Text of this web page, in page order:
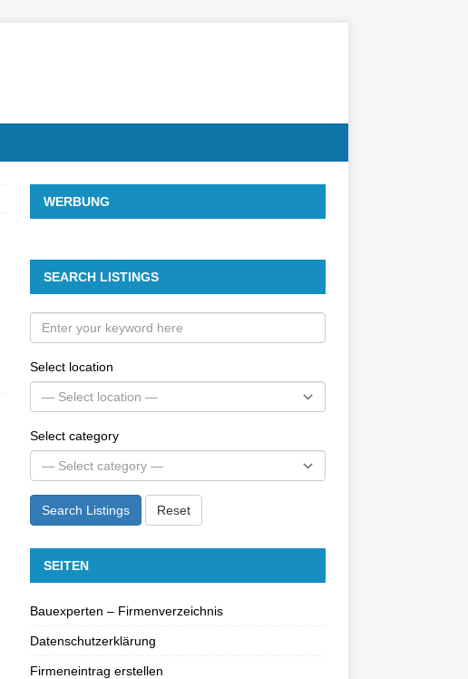
WERBUNG
SEARCH LISTINGS
Select location
Select category
Search Listings Reset
SEITEN
Bauexperten – Firmenverzeichnis
Datenschutzerklärung
Firmeneintrag erstellen